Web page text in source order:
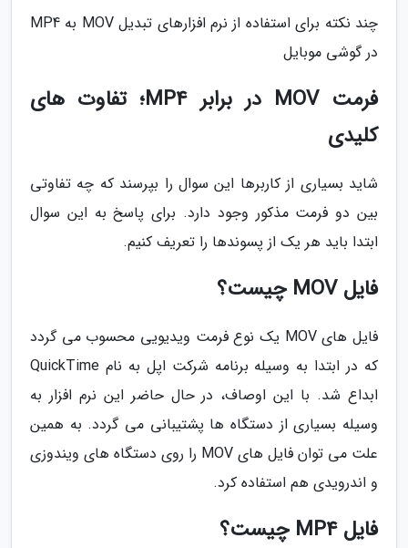
چند نکته برای استفاده از نرم افزارهای تبدیل MOV به MP4
در گوشی موبایل
فرمت MOV در برابر MP4؛ تفاوت های
کلیدی
شاید بسیاری از کاربرها این سوال را بپرسند که چه تفاوتی
بین دو فرمت مذکور وجود دارد. برای پاسخ به این سوال
ابتدا باید هر یک از پسوندها را تعریف کنیم.
فایل MOV چیست؟
فایل های MOV یک نوع فرمت ویدیویی محسوب می گردد
که در ابتدا به وسیله برنامه شرکت اپل به نام QuickTime
ابداع شد. با این اوصاف، در حال حاضر این نرم افزار به
وسیله بسیاری از دستگاه ها پشتیبانی می گردد. به همین
علت می توان فایل های MOV را روی دستگاه های ویندوزی
و اندرویدی هم استفاده کرد.
فایل MP4 چیست؟